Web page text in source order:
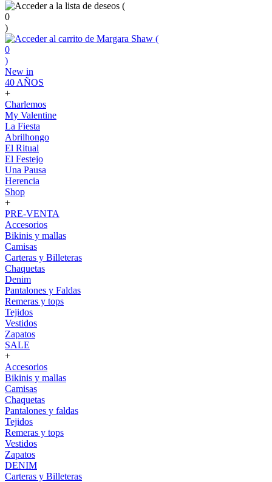
(
0
)
(
0
)
New in
40 AÑOS
+
Charlemos
My Valentine
La Fiesta
Abrilhongo
El Ritual
El Festejo
Una Pausa
Herencia
Shop
+
PRE-VENTA
Accesorios
Bikinis y mallas
Camisas
Carteras y Billeteras
Chaquetas
Denim
Pantalones y Faldas
Remeras y tops
Tejidos
Vestidos
Zapatos
SALE
+
Accesorios
Bikinis y mallas
Camisas
Chaquetas
Pantalones y faldas
Tejidos
Remeras y tops
Vestidos
Zapatos
DENIM
Carteras y Billeteras